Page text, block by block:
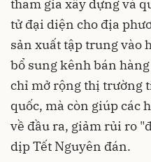
tham gia xây dựng và
tử đại diện cho địa
sản xuất tập trung vào
bổ sung kênh bán
chỉ mở rộng thị trường
quốc, mà còn giúp các
về đầu ra, giảm rủi ro
dịp Tết Nguyên đán.